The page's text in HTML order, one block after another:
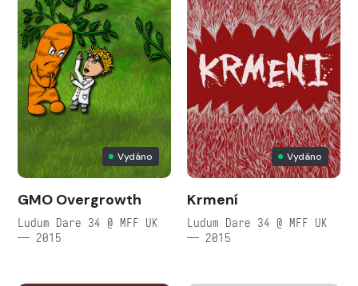
Vydáno
GMO Overgrowth
Ludum Dare 34 @ MFF UK
— 2015
Vydáno
Krmení
Ludum Dare 34 @ MFF UK
— 2015